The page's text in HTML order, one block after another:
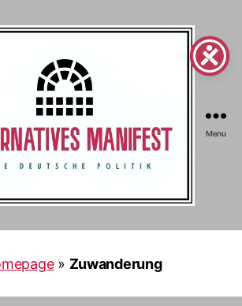
Manifest
Menu
» Zuwanderung